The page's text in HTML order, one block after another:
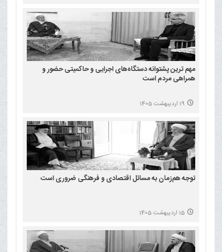
مهم ترین پشتوانه دستگاه‌های اجرایی و حاکمیتی حضور و
همراهی مردم است
19 اردیبهشت 1405
توجه هم‌زمان به مسائل اقتصادی و فرهنگی ضروری است
15 اردیبهشت 1405